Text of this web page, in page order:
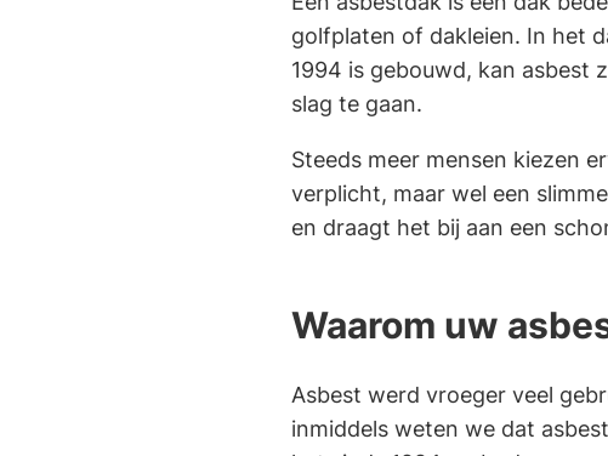
golfplaten of dakleien. In het
1994 is gebouwd, kan asbest
slag te gaan.
Steeds meer mensen kiezen
verplicht, maar wel een
en draagt het bij aan een
Waarom uw
Asbest werd vroeger veel
inmiddels weten we dat